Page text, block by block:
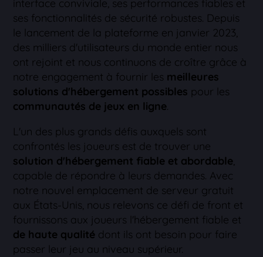
interface conviviale, ses performances fiables et
ses fonctionnalités de sécurité robustes. Depuis
le lancement de la plateforme en janvier 2023,
des milliers d'utilisateurs du monde entier nous
ont rejoint et nous continuons de croître grâce à
notre engagement à fournir les meilleures
solutions d'hébergement possibles pour les
communautés de jeux en ligne.
L'un des plus grands défis auxquels sont
confrontés les joueurs est de trouver une
solution d'hébergement fiable et abordable,
capable de répondre à leurs demandes. Avec
notre nouvel emplacement de serveur gratuit
aux États-Unis, nous relevons ce défi de front et
fournissons aux joueurs l'hébergement fiable et
de haute qualité dont ils ont besoin pour faire
passer leur jeu au niveau supérieur.